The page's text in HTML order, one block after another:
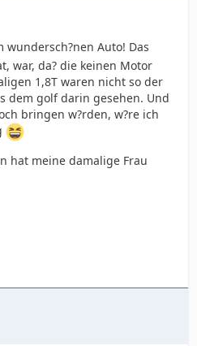
wundersch?nen Auto! Das
war, da? die keinen Motor
1,8T waren nicht so der
dem golf darin gesehen. Und
bringen w?rden, w?re ich
hat meine damalige Frau